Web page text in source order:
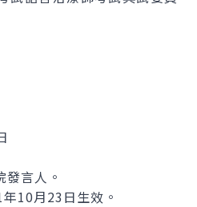
言人。
10月23日生效。